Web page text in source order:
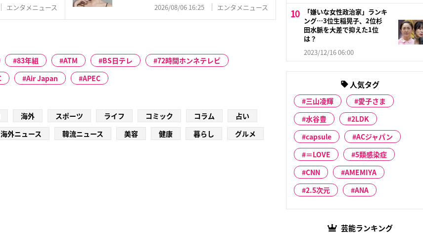
エンタメニュース 2026/08/06 16:25 エンタメニュース
83年組 ATM BS日テレ
72時間ホンネテレビ
Air Japan APEC
海外 スポーツ ライフ コミック コラム
占い
海外ニュース 韓流ニュース 美容 健康 暮らし グルメ
「嫌いな女性政治家」ランキ
ング…3位生稲晃子、2位杉
田水脈を大差で抑えた1位
は？
2023/12/16 06:00
人気タグ
三山凌輝
愛子さま
水谷豊
2LDK
capsule
ACジャパン
＝LOVE
5類感染症
CNN
AMEMIYA
2.5次元
ANA
芸能ランキング